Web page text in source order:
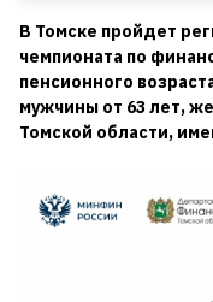
В Томске пройдет
чемпионата по
пенсионного
мужчины от 63 лет,
Томской области,